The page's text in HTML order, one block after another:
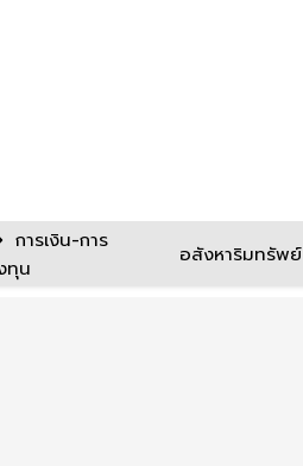
การเงิน-การ
ทุน
อสังหาริมทรัพย์